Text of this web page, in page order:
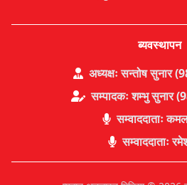
ब्यवस्थापन
अध्यक्षः सन्तोष सुनार
सम्पादकः शम्भु सुनार
सम्वाददाताः
सम्वाददाताः